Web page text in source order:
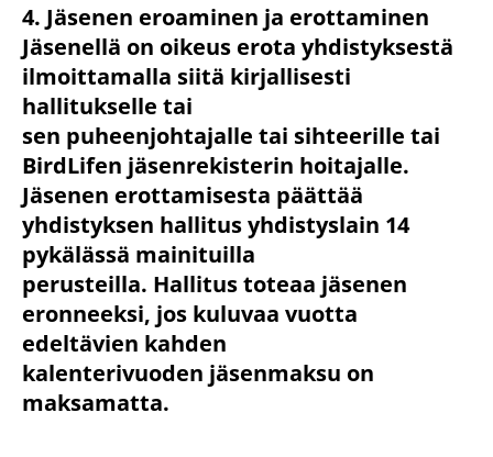
4. Jäsenen eroaminen ja erottaminen
Jäsenellä on oikeus erota yhdistyksestä
ilmoittamalla siitä kirjallisesti
hallitukselle tai
sen puheenjohtajalle tai sihteerille tai
BirdLifen jäsenrekisterin hoitajalle.
Jäsenen erottamisesta päättää
yhdistyksen hallitus yhdistyslain 14
pykälässä mainituilla
perusteilla. Hallitus toteaa jäsenen
eronneeksi, jos kuluvaa vuotta
edeltävien kahden
kalenterivuoden jäsenmaksu on
maksamatta.